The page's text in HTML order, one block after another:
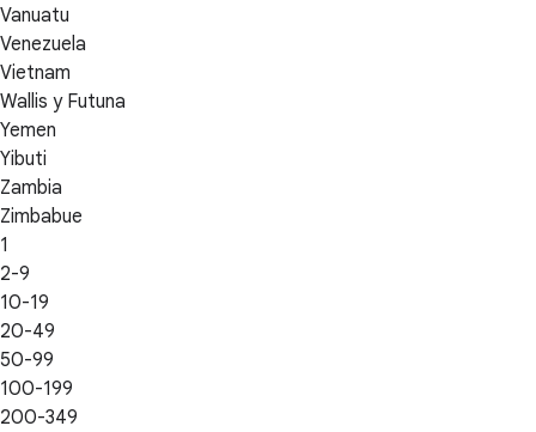
Vanuatu
Venezuela
Vietnam
Wallis y Futuna
Yemen
Yibuti
Zambia
Zimbabue
1
2-9
10-19
20-49
50-99
100-199
200-349